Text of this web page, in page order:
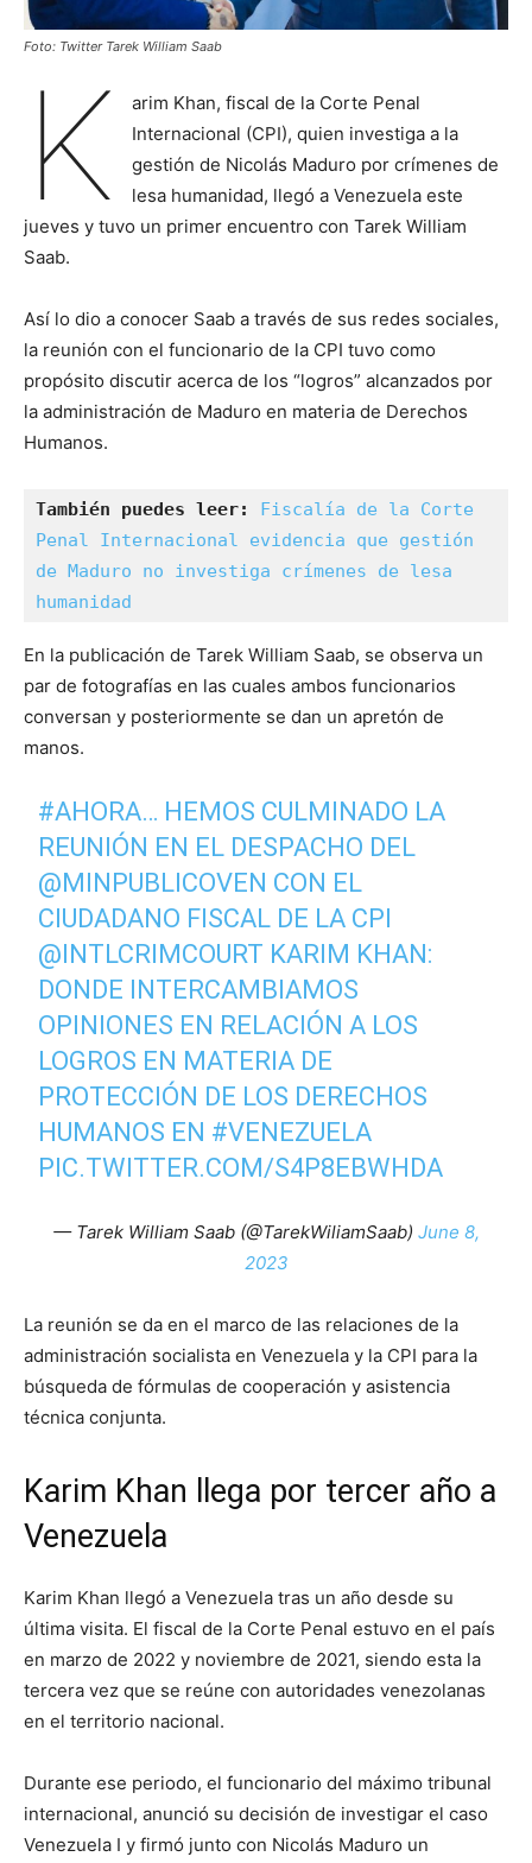
Foto: Twitter Tarek William Saab
K
arim Khan, fiscal de la Corte Penal
Internacional (CPI), quien investiga a la
gestión de Nicolás Maduro por crímenes de
lesa humanidad, llegó a Venezuela este
jueves y tuvo un primer encuentro con Tarek William
Saab.
Así lo dio a conocer Saab a través de sus redes sociales,
la reunión con el funcionario de la CPI tuvo como
propósito discutir acerca de los “logros” alcanzados por
la administración de Maduro en materia de Derechos
Humanos.
También puedes leer:
Fiscalía de la Corte
Penal Internacional evidencia que gestión
de Maduro no investiga crímenes de lesa
humanidad
En la publicación de Tarek William Saab, se observa un
par de fotografías en las cuales ambos funcionarios
conversan y posteriormente se dan un apretón de
manos.
#AHORA… HEMOS CULMINADO LA
REUNIÓN EN EL DESPACHO DEL
@MINPUBLICOVEN CON EL
CIUDADANO FISCAL DE LA CPI
@INTLCRIMCOURT KARIM KHAN:
DONDE INTERCAMBIAMOS
OPINIONES EN RELACIÓN A LOS
LOGROS EN MATERIA DE
PROTECCIÓN DE LOS DERECHOS
HUMANOS EN #VENEZUELA
PIC.TWITTER.COM/S4P8EBWHDA
— Tarek William Saab (@TarekWiliamSaab) June 8,
2023
La reunión se da en el marco de las relaciones de la
administración socialista en Venezuela y la CPI para la
búsqueda de fórmulas de cooperación y asistencia
técnica conjunta.
Karim Khan llega por tercer año a
Venezuela
Karim Khan llegó a Venezuela tras un año desde su
última visita. El fiscal de la Corte Penal estuvo en el país
en marzo de 2022 y noviembre de 2021, siendo esta la
tercera vez que se reúne con autoridades venezolanas
en el territorio nacional.
Durante ese periodo, el funcionario del máximo tribunal
internacional, anunció su decisión de investigar el caso
Venezuela I y firmó junto con Nicolás Maduro un